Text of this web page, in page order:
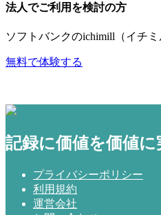
法人でご利用を検討の方
ソフトバンクのichimill（イチ
無料で体験する
記録に価値を価値に
プライバシーポリシー
利用規約
運営会社